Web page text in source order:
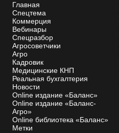
Главная
Спецтема
Коммерция
Вебинары
Спецразбор
Агросоветчики
Агро
Кадровик
Медицинские КНП
Реальная бухгалтерия
Новости
Online издание «Баланс»
Online издание «Баланс-
Агро»
Online библиотека «Баланс»
Метки